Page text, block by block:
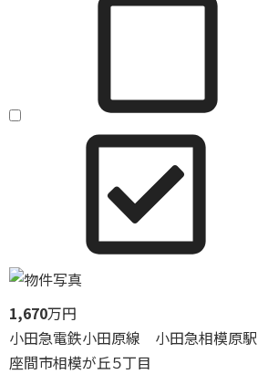
1,670万円
小田急電鉄小田原線 小田急相模原駅
座間市相模が丘５丁目